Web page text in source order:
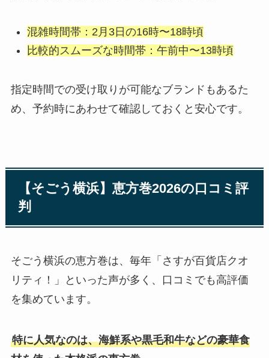
混雑時間帯：2月3日の16時〜18時頃
比較的スムーズな時間帯：午前中〜13時頃
指定時間での受け取りが可能なブランドもあるた
め、予約時にあわせて確認しておくと安心です。
【そごう横浜】恵方巻2026の口コミ評
判
そごう横浜の恵方巻は、毎年「さすが百貨店クオ
リティ！」といった声が多く、口コミでも高評価
を集めています。
特に人気なのは、海鮮系や黒毛和牛などの豪華食